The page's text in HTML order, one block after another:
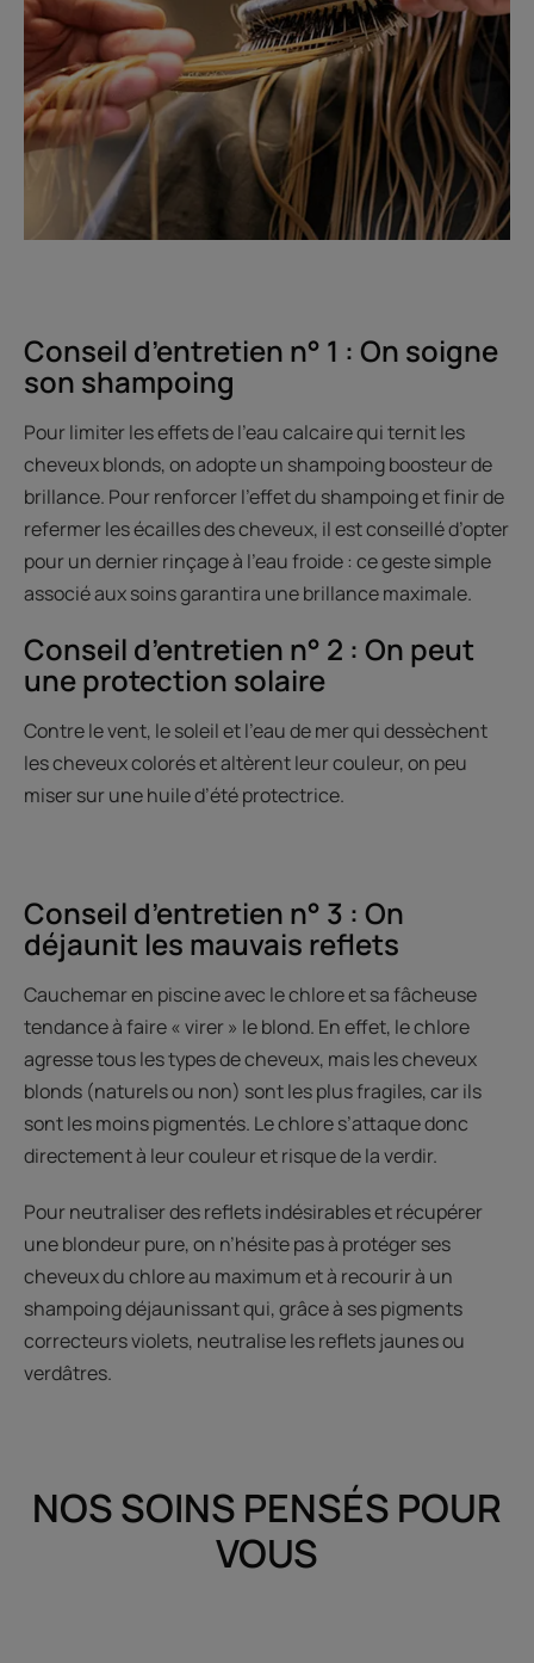
Conseil d’entretien n° 1 : On soigne
son shampoing
Pour limiter les effets de l’eau calcaire qui ternit les
cheveux blonds, on adopte un shampoing boosteur de
brillance. Pour renforcer l’effet du shampoing et finir de
refermer les écailles des cheveux, il est conseillé d’opter
pour un dernier rinçage à l’eau froide : ce geste simple
associé aux soins garantira une brillance maximale.
Conseil d’entretien n° 2 : On peut
une protection solaire
Contre le vent, le soleil et l’eau de mer qui dessèchent
les cheveux colorés et altèrent leur couleur, on peu
miser sur une huile d’été protectrice.
Conseil d’entretien n° 3 : On
déjaunit les mauvais reflets
Cauchemar en piscine avec le chlore et sa fâcheuse
tendance à faire « virer » le blond. En effet, le chlore
agresse tous les types de cheveux, mais les cheveux
blonds (naturels ou non) sont les plus fragiles, car ils
sont les moins pigmentés. Le chlore s’attaque donc
directement à leur couleur et risque de la verdir.
Pour neutraliser des reflets indésirables et récupérer
une blondeur pure, on n’hésite pas à protéger ses
cheveux du chlore au maximum et à recourir à un
shampoing déjaunissant qui, grâce à ses pigments
correcteurs violets, neutralise les reflets jaunes ou
verdâtres.
NOS SOINS PENSÉS POUR
VOUS